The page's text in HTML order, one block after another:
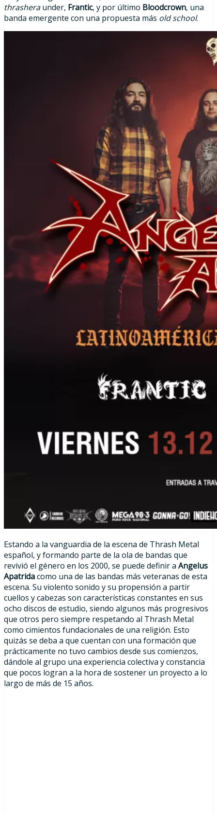
thrasheraunder, Frantic, y por último Bloodcrown, una
banda emergente con una propuesta más old school.
Estando a la vanguardia de la escena de Thrash Metal
español, y formando parte de la ola de bandas que
revivió el género en los 2000, se puede definir a Angelus
Apatridacomo una de las bandas más veteranas de esta
escena. Su violento sonido y su propensión a partir
cuellos y cabezas son características constantes en sus
ocho discos de estudio, siendo algunos más progresivos
que otros pero siempre respetando al Thrash Metal
como cimientos fundacionales de una religión. Esto
quizás se deba a que cuentan con una formación que
prácticamente no tuvo cambios desde sus comienzos,
dándole al grupo una experiencia colectiva y constancia
que pocos logran a la hora de sostener un proyecto a lo
largo de más de 15 años.